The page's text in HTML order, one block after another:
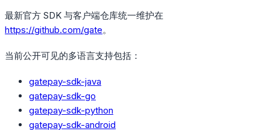
最新官方 SDK 与客户端仓库统一维护在
https://github.com/gate。
当前公开可见的多语言支持包括：
gatepay-sdk-java
gatepay-sdk-go
gatepay-sdk-python
gatepay-sdk-android